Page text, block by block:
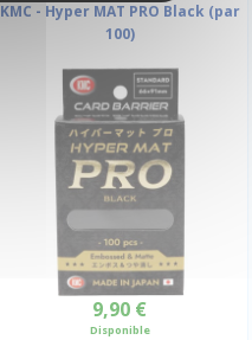
KMC - Hyper MAT PRO Black (par
100)
9,90 €
Disponible